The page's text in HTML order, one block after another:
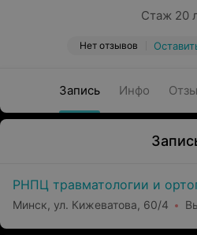
Стаж 20
Нет отзывов
Запись Инфо
РНПЦ травматологии и
Минск, ул. Кижеватова, 60/4